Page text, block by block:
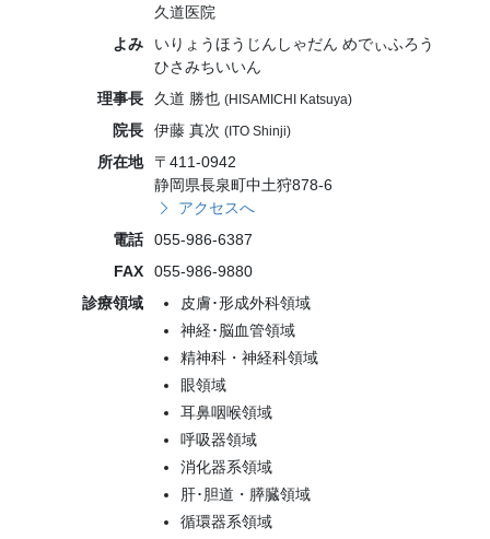
久道医院
よみ
いりょうほうじんしゃだん めでぃふろう
ひさみちいいん
理事長
久道 勝也 (HISAMICHI Katsuya)
院長 伊藤 真次 (ITO Shinji)
所在地
〒411-0942
静岡県長泉町中土狩878-6
アクセスへ
電話
055-986-6387
FAX
055-986-9880
診療領域
皮膚･形成外科領域
神経･脳血管領域
精神科・神経科領域
眼領域
耳鼻咽喉領域
呼吸器領域
消化器系領域
肝･胆道・膵臓領域
循環器系領域